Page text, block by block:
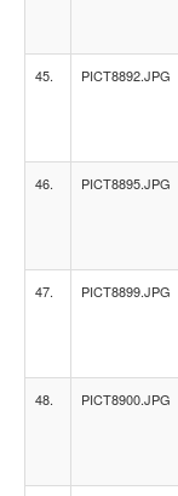
45. PICT8892.JPG
46. PICT8895.JPG
47. PICT8899.JPG
48. PICT8900.JPG